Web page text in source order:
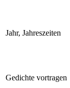
Jahr, Jahreszeiten
Gedichte vortragen